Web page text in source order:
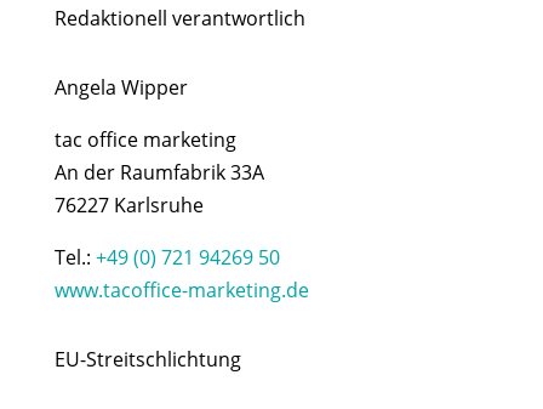
Redaktionell verantwortlich
Angela Wipper
tac office marketing
An der Raumfabrik 33A
76227 Karlsruhe
Tel.: +49 (0) 721 94269 50
www.tacoffice-marketing.de
EU-Streitschlichtung